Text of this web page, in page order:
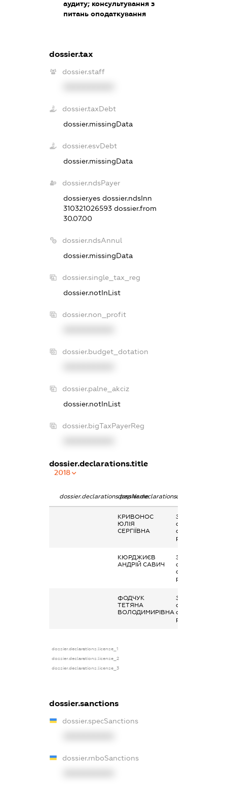
аудиту; консультування з
питань оподаткування
dossier.tax
dossier.staff
dossier.taxDebt
dossier.missingData
dossier.esvDebt
dossier.missingData
dossier.ndsPayer
dossier.yes dossier.ndsInn
310321026593 dossier.from
30.07.00
dossier.ndsAnnul
dossier.missingData
dossier.single_tax_reg
dossier.notInList
dossier.non_profit
dossier.budget_dotation
dossier.palne_akciz
dossier.notInList
dossier.bigTaxPayerReg
dossier.declarations.title
2018
dossier.declarations.pepNamedossier.declarations.personName
КРИВОНОС
ЮЛІЯ
СЕРГІЇВНА
Заробітна плата
отримана за
основним місцем
роботи
КЮРДЖИЄВ
АНДРІЙ САВИЧ
Заробітна плата
отримана за
основним місцем
роботи
ФОДЧУК
ТЕТЯНА
ВОЛОДИМИРІВНА
Заробітна плата
отримана за
основним місцем
роботи
dossier.declarations.license_1
dossier.declarations.license_2
dossier.declarations.license_3
dossier.sanctions
dossier.specSanctions
dossier.rnboSanctions